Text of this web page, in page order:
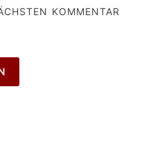
KOMMENTAR